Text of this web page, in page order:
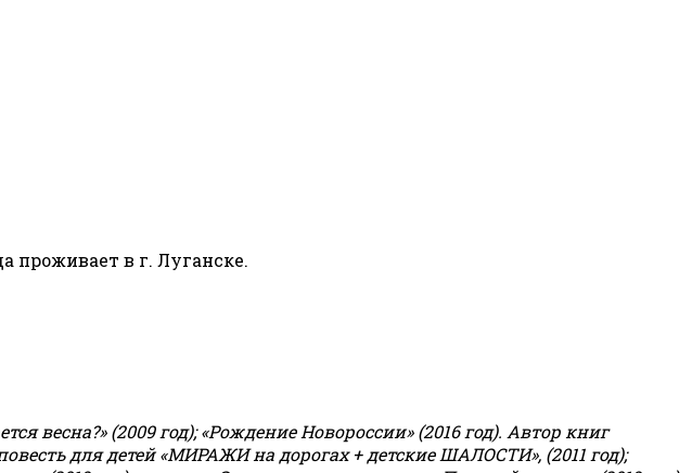
проживает в г. Луганске.
весна?» (2009 год); «Рождение Новороссии» (2016 год). Автор книг
для детей «МИРАЖИ на дорогах + детские ШАЛОСТИ», (2011 год);